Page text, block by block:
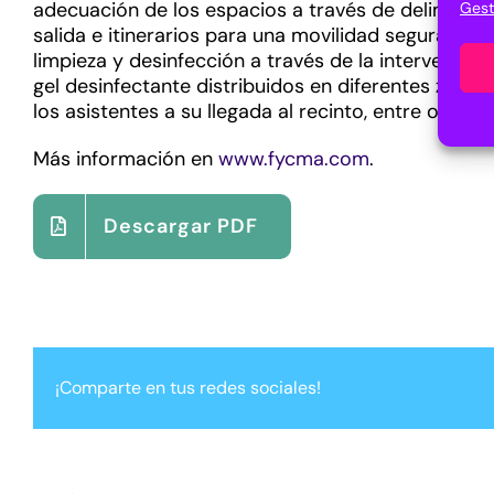
adecuación de los espacios a través de
salida e itinerarios para una movilidad segura
limpieza y desinfección a través de la
gel desinfectante distribuidos en diferentes
los asistentes a su llegada al recinto, entre otras.
Más información en www.fycma.com.
Descargar PDF
¡Comparte en tus redes sociales!